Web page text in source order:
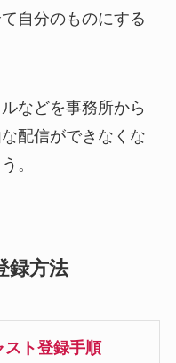
自分のものにする
などを事務所から
配信ができなくな
。
録方法
スト登録手順